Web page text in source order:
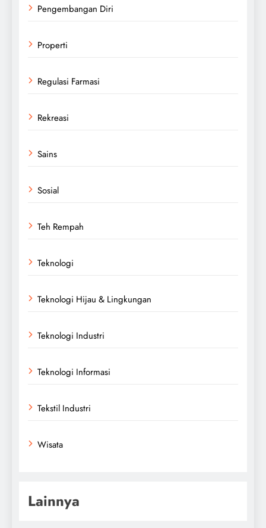
Pengembangan Diri
Properti
Regulasi Farmasi
Rekreasi
Sains
Sosial
Teh Rempah
Teknologi
Teknologi Hijau & Lingkungan
Teknologi Industri
Teknologi Informasi
Tekstil Industri
Wisata
Lainnya